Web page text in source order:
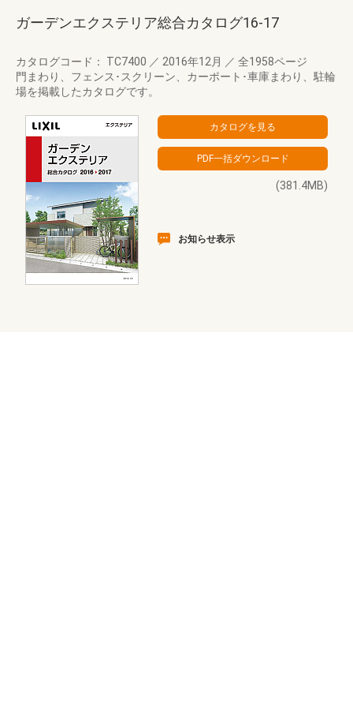
ガーデンエクステリア総合カタログ16-17
カタログコード： TC7400 ／ 2016年12月 ／ 全1958ページ
門まわり、フェンス･スクリーン、カーポート･車庫まわり、駐輪
場を掲載したカタログです。
(381.4MB)
お知らせ表示